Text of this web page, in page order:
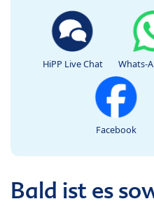
HiPP Live Chat Whats-
Facebook
Bald ist es